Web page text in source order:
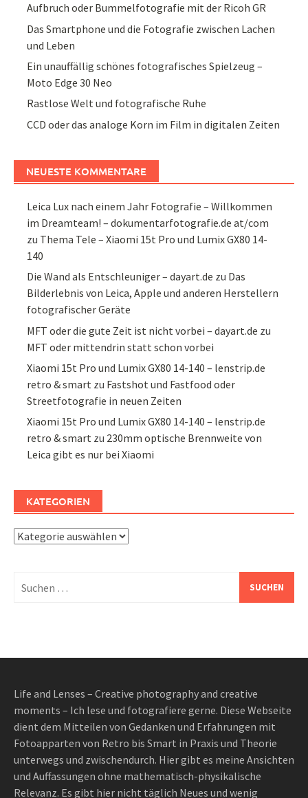
Aufbruch oder Bummelfotografie mit der Ricoh GR
Das Smartphone und die Fotografie zwischen Lachen
und Leben
Ein unauffällig schönes fotografisches Spielzeug –
Moto Edge 30 Neo
Rastlose Welt und fotografische Ruhe
CCD oder das analoge Korn im Film in digitalen Zeiten
NEUESTE KOMMENTARE
Leica Lux nach einem Jahr Fotografie – Willkommen
im Dreamteam! – dokumentarfotografie.de at/com
zu Thema Tele – Xiaomi 15t Pro und Lumix GX80 14-
140
Die Wand als Entschleuniger – dayart.de zu Das
Bilderlebnis von Leica, Apple und anderen Herstellern
fotografischer Geräte
MFT oder die gute Zeit ist nicht vorbei – dayart.de zu
MFT oder mittendrin statt schon vorbei
Xiaomi 15t Pro und Lumix GX80 14-140 – lenstrip.de
retro & smart zu Fastshot und Fastfood oder
Streetfotografie in neuen Zeiten
Xiaomi 15t Pro und Lumix GX80 14-140 – lenstrip.de
retro & smart zu 230mm optische Brennweite von
Leica gibt es nur bei Xiaomi
KATEGORIEN
Kategorien
nach:
Life and Lenses – Creative photography and creative
moments – Ich lese und fotografiere gerne. Diese Webseite
dient dem Mitteilen von Gedanken und Erfahrungen mit
Fotoapparten von Retro bis Smart in Praxis und Theorie
unterwegs und zwischendurch. Hier gibt es meine Ansichten
und Auffassungen ohne mathematisch-physikalische
Relevanz. Es gibt hier nicht täglich Neues und wenig